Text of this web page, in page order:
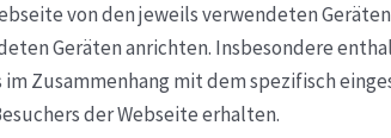
von den jeweils verwendeten
Geräten anrichten. Insbesondere
Zusammenhang mit dem spezifisch
der Webseite erhalten.